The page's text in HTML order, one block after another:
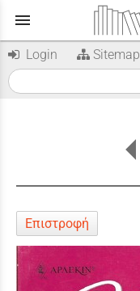
menu
Login Sitemap
Επιστροφή